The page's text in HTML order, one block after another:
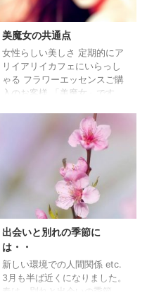
美魔女の共通点
女性らしい美しさ 定期的にア
リイアリイカフェにいらっし
ゃる フラワーエッセンスご購
入のお客様 「美魔女」です。
近、発見したのですが 「美魔
女」と言われている方の共通
点。 「髪の毛がつやつや」
「お肌もつやつや」 トータル
的に綺麗なのです。 そし
て・・雰囲気も女性らしい
（いやらしくない女性らし
さ） お買い上げの商品の共通
点は 「ファシネーション」
「ファシネーションミスト」
「エイジレスラスター」 特
に、ファシネーションミスト
は ローズ ...
出会いと別れの季節に
は・・
新しい環境での人間関係 etc.
3月も半ば近くになりました。
春は、別れと出会いの季節。